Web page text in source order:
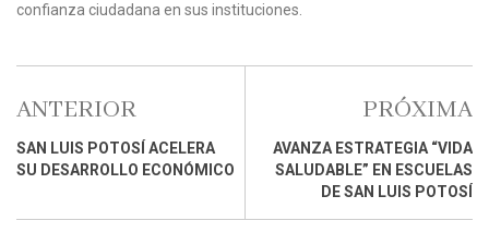
confianza ciudadana en sus instituciones.
ANTERIOR
SAN LUIS POTOSÍ ACELERA
SU DESARROLLO ECONÓMICO
PRÓXIMA
AVANZA ESTRATEGIA “VIDA
SALUDABLE” EN ESCUELAS
DE SAN LUIS POTOSÍ